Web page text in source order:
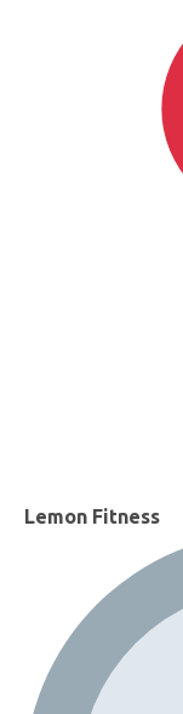
Lemon Fitness